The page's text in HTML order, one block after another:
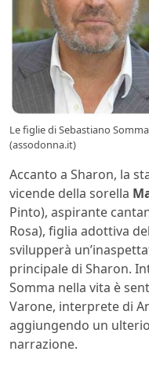
Le figlie di Sebastiano
(assodonna.it)
Accanto a Sharon, la
vicende della sorella
Pinto), aspirante
Rosa), figlia adottiva
svilupperà
principale di Sharon.
Somma nella vita è
Varone, interprete di
aggiungendo un
narrazione.